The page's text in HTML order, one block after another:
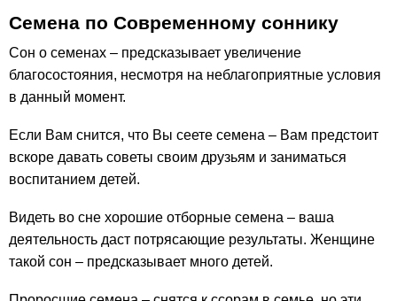
Семена по Современному соннику
Сон о семенах – предсказывает увеличение
благосостояния, несмотря на неблагоприятные условия
в данный момент.
Если Вам снится, что Вы сеете семена – Вам предстоит
вскоре давать советы своим друзьям и заниматься
воспитанием детей.
Видеть во сне хорошие отборные семена – ваша
деятельность даст потрясающие результаты. Женщине
такой сон – предсказывает много детей.